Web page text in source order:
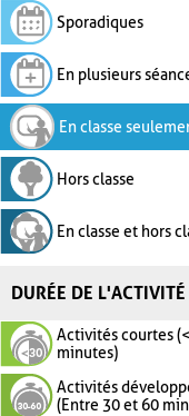
Sporadiques
En plusieurs
En classe
Hors classe
En classe et hors
DURÉE DE L'ACTIVITÉ
Activités courtes
minutes)
Activités
(Entre 30 et 60